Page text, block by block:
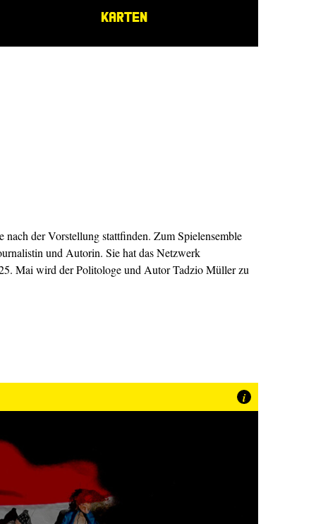
KARTEN
der Vorstellung stattfinden. Zum Spielensemble
und Autorin. Sie hat das Netzwerk
Mai wird der Politologe und Autor Tadzio Müller zu
i